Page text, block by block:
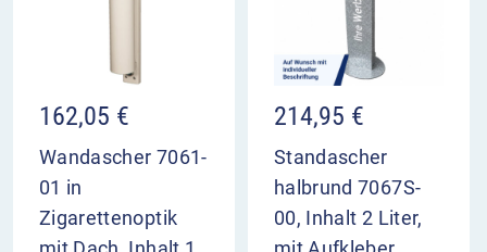
162,05 €
Wandascher 7061-
01 in
Zigarettenoptik
214,95 €
Standascher
halbrund 7067S-
00, Inhalt 2 Liter,